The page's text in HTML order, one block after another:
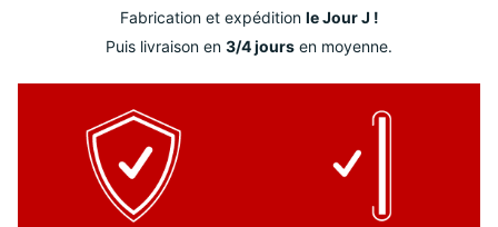
Fabrication et expédition le Jour J !
Puis livraison en 3/4 jours en moyenne.